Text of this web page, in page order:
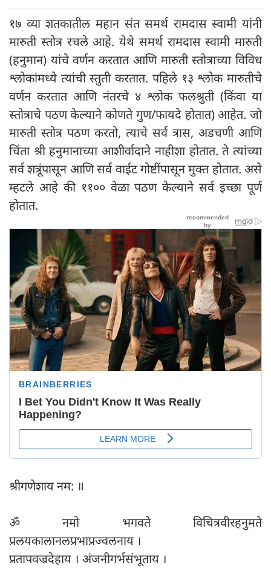
१७ व्या शतकातील महान संत समर्थ रामदास स्वामी यांनी
मारुती स्तोत्र रचले आहे. येथे समर्थ रामदास स्वामी मारुती
(हनुमान) यांचे वर्णन करतात आणि मारुती स्तोत्राच्या विविध
श्लोकांमध्ये त्यांची स्तुती करतात. पहिले १३ श्लोक मारुतीचे
वर्णन करतात आणि नंतरचे ४ श्लोक फलश्रुती (किंवा या
स्तोत्राचे पठण केल्याने कोणते गुण/फायदे होतात) आहेत. जो
मारुती स्तोत्र पठण करतो, त्याचे सर्व त्रास, अडचणी आणि
चिंता श्री हनुमानाच्या आशीर्वादाने नाहीशा होतात. ते त्यांच्या
सर्व शत्रूंपासून आणि सर्व वाईट गोष्टींपासून मुक्त होतात. असे
म्हटले आहे की ११०० वेळा पठण केल्याने सर्व इच्छा पूर्ण
होतात.
श्रीगणेशाय नम: ॥
ॐ नमो भगवते विचित्रवीरहनुमते
प्रलयकालानलप्रभाप्रज्वलनाय ।
प्रतापवज्रदेहाय । अंजनीगर्भसंभूताय ।